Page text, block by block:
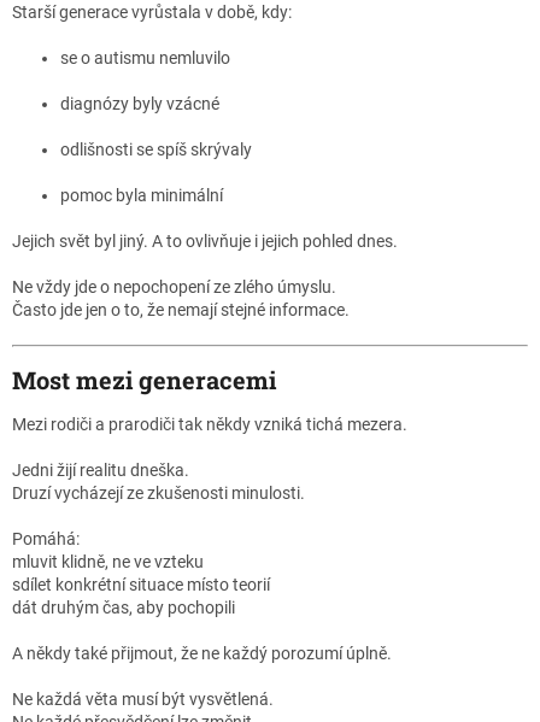
Starší generace vyrůstala v době, kdy:
se o autismu nemluvilo
diagnózy byly vzácné
odlišnosti se spíš skrývaly
pomoc byla minimální
Jejich svět byl jiný. A to ovlivňuje i jejich pohled dnes.
Ne vždy jde o nepochopení ze zlého úmyslu.
Často jde jen o to, že nemají stejné informace.
Most mezi generacemi
Mezi rodiči a prarodiči tak někdy vzniká tichá mezera.
Jedni žijí realitu dneška.
Druzí vycházejí ze zkušenosti minulosti.
Pomáhá:
mluvit klidně, ne ve vzteku
sdílet konkrétní situace místo teorií
dát druhým čas, aby pochopili
A někdy také přijmout, že ne každý porozumí úplně.
Ne každá věta musí být vysvětlená.